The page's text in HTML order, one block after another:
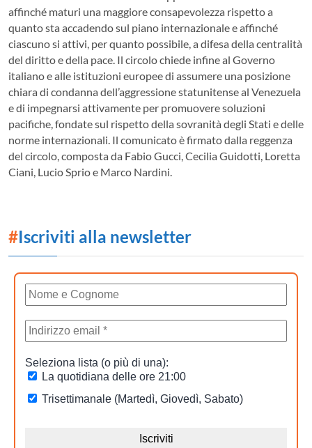
affinché maturi una maggiore consapevolezza rispetto a
quanto sta accadendo sul piano internazionale e affinché
ciascuno si attivi, per quanto possibile, a difesa della centralità
del diritto e della pace. Il circolo chiede infine al Governo
italiano e alle istituzioni europee di assumere una posizione
chiara di condanna dell’aggressione statunitense al Venezuela
e di impegnarsi attivamente per promuovere soluzioni
pacifiche, fondate sul rispetto della sovranità degli Stati e delle
norme internazionali. Il comunicato è firmato dalla reggenza
del circolo, composta da Fabio Gucci, Cecilia Guidotti, Loretta
Ciani, Lucio Sprio e Marco Nardini.
#Iscriviti alla newsletter